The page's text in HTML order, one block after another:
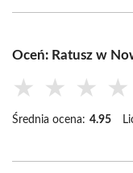
Oceń: Ratusz w
★ ★ ★ ★
Średnia ocena: 4.95